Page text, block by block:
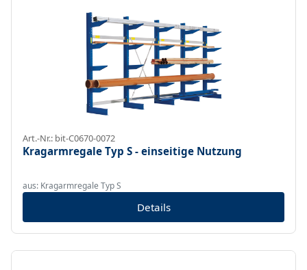
Art.-Nr.: bit-C0670-0072
Kragarmregale Typ S - einseitige Nutzung
aus: Kragarmregale Typ S
Details